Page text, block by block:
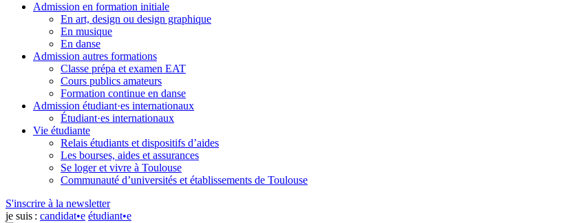
Admission en formation initiale
En art, design ou design graphique
En musique
En danse
Admission autres formations
Classe prépa et examen EAT
Cours publics amateurs
Formation continue en danse
Admission étudiant·es internationaux
Étudiant·es internationaux
Vie étudiante
Relais étudiants et dispositifs d’aides
Les bourses, aides et assurances
Se loger et vivre à Toulouse
Communauté d’universités et établissements de Toulouse
S'inscrire à la newsletter
je suis : candidat•e étudiant•e